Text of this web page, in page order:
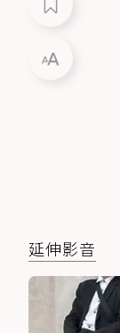
延伸影音